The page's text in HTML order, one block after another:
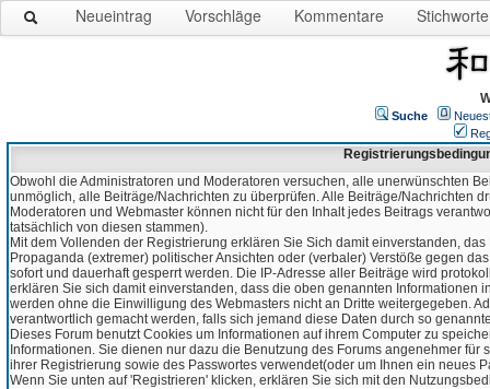
Neueintrag Vorschläge Kommentare Stichworte
Suche
Obwohl die Administratoren und Moderatoren versuchen, alle unerwünschten
unmöglich, alle Beiträge/Nachrichten zu überprüfen. Alle Beiträge/Nachrichten
Moderatoren und Webmaster können nicht für den Inhalt jedes Beitrags
tatsächlich von diesen stammen).
Mit dem Vollenden der Registrierung erklären Sie Sich damit einverstanden,
Propaganda (extremer) politischer Ansichten oder (verbaler) Verstöße gegen
sofort und dauerhaft gesperrt werden. Die IP-Adresse aller Beiträge wird
erklären Sie sich damit einverstanden, dass die oben genannten Informationen
werden ohne die Einwilligung des Webmasters nicht an Dritte weitergegeben.
verantwortlich gemacht werden, falls sich jemand diese Daten durch so
Dieses Forum benutzt Cookies um Informationen auf ihrem Computer zu
Informationen. Sie dienen nur dazu die Benutzung des Forums angenehmer
ihrer Registrierung sowie des Passwortes verwendet(oder um Ihnen ein neues
Wenn Sie unten auf 'Registrieren' klicken, erklären Sie sich mit den